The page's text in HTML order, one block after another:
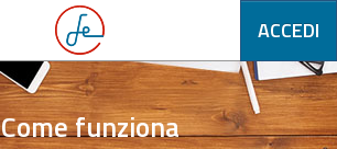
ACCEDI
Come funziona